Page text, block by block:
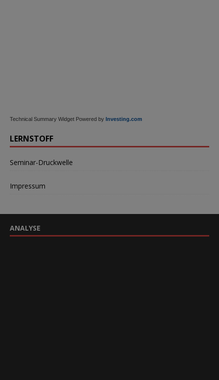
Technical Summary Widget Powered by Investing.com
LERNSTOFF
Seminar-Druckwelle
Impressum
ANALYSE